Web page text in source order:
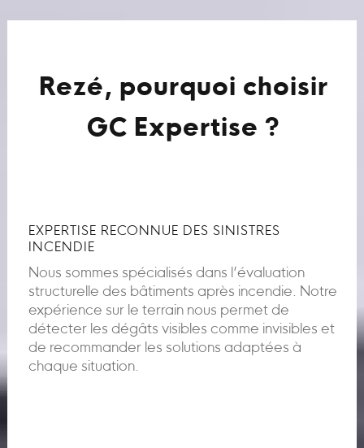
Rezé, pourquoi choisir
GC Expertise ?
EXPERTISE RECONNUE DES SINISTRES
INCENDIE
Nous sommes spécialisés dans l’évaluation
structurelle des bâtiments après incendie. Notre
expérience sur le terrain nous permet de
détecter les dégâts visibles comme invisibles et
de recommander les solutions adaptées à
chaque situation.